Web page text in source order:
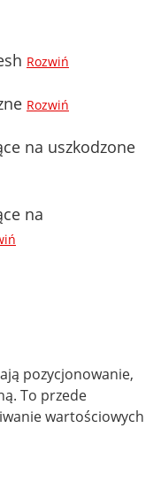
Rozwiń
Rozwiń
na uszkodzone
na
pozycjonowanie,
To przede
wartościowych